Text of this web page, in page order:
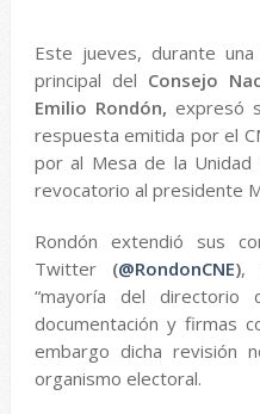
Este jueves, durante
principal del Consejo
Emilio Rondón, expresó
respuesta emitida por el
por al Mesa de la Unidad
revocatorio al presidente
Rondón extendió sus
Twitter (@RondonCNE),
“mayoría del directorio
documentación y firmas
embargo dicha revisión
organismo electoral.